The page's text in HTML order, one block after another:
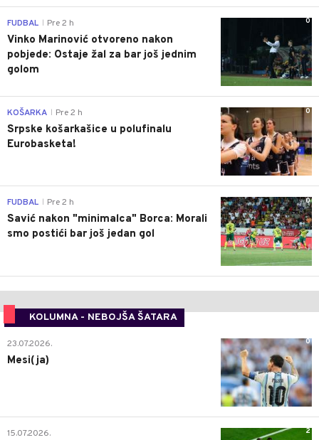
0
FUDBAL Pre 2 h
Vinko Marinović otvoreno nakon
pobjede: Ostaje žal za bar još jednim
golom
0
KOŠARKA Pre 2 h
Srpske košarkašice u polufinalu
Eurobasketa!
0
FUDBAL Pre 2 h
Savić nakon "minimalca" Borca: Morali
smo postići bar još jedan gol
KOLUMNA - NEBOJŠA ŠATARA
0
23.07.2026.
Mesi(ja)
2
15.07.2026.